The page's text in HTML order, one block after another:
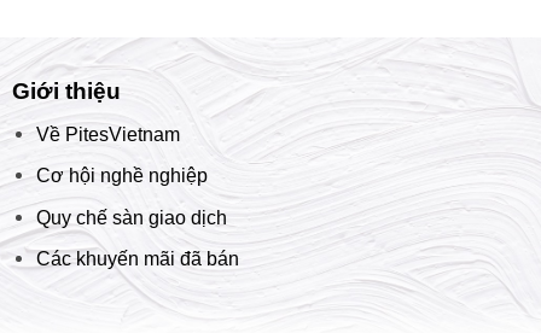
Giới thiệu
Về PitesVietnam
Cơ hội nghề nghiệp
Quy chế sàn giao dịch
Các khuyến mãi đã bán